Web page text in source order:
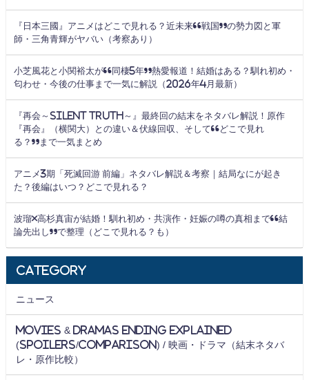
『日本三國』アニメはどこで見れる？近未来“戦国”の勢力図と軍
師・三角青輝がヤバい（考察あり）
小芝風花と小関裕太が“同棲5年”熱愛報道！結婚はある？馴れ初め・
匂わせ・今後の仕事まで一気に解説（2026年4月最新）
『再会～Silent Truth～』最終回の結末をネタバレ解説！原作
『再会』（横関大）との違い＆伏線回収、そして“どこで見れ
る？”まで一気まとめ
アニメ3期「死滅回游 前編」ネタバレ解説＆考察｜結局なにが起き
た？後編はいつ？どこで見れる？
波瑠×高杉真宙が結婚！馴れ初め・共演作・妊娠の噂の真相まで“結
論先出し”で整理（どこで見れる？も）
Category
ニュース
Movies & Dramas Ending Explained
(Spoilers/Comparison) / 映画・ドラマ（結末ネタバ
レ・原作比較）